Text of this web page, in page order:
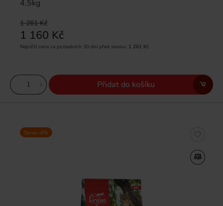
4,5kg
1 261 Kč
1 160 Kč
Nejnižší cena za posledních 30 dní před slevou: 1 261 Kč
Přidat do košíku
Sleva -8%